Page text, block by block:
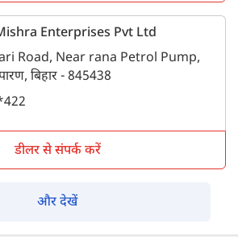
Enterprises Pvt Ltd
Road, Near rana Petrol Pump,
बिहार - 845438
डीलर से संपर्क करें
और देखें